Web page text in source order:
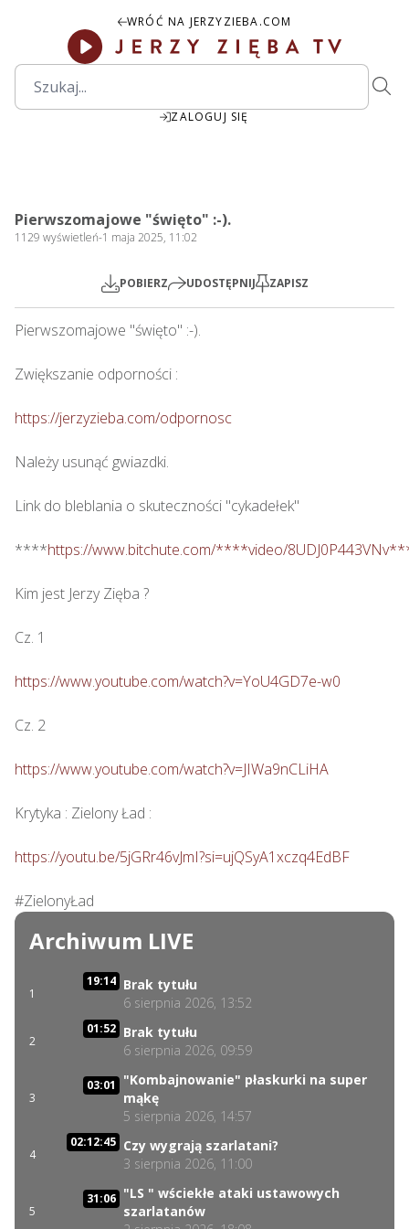
WRÓĆ NA JERZYZIEBA.COM
ZALOGUJ SIĘ
Play
Pierwszomajowe "święto" :-).
1129 wyświetleń-1 maja 2025, 11:02
POBIERZ UDOSTĘPNIJ ZAPISZ
Pierwszomajowe "święto" :-).
Zwiększanie odporności :
https://jerzyzieba.com/odpornosc
Należy usunąć gwiazdki.
Link do bleblania o skuteczności "cykadełek"
****https://www.bitchute.com/****video/
Kim jest Jerzy Zięba ?
Cz. 1
https://www.youtube.com/watch?v=YoU4GD7e-w0
Cz. 2
https://www.youtube.com/watch?v=JIWa9nCLiHA
Krytyka : Zielony Ład :
https://youtu.be/5jGRr46vJmI?si=ujQSyA1xczq4EdBF
#ZielonyŁad
Archiwum LIVE
1
19:14 Brak tytułu
6 sierpnia 2026, 13:52
2
01:52 Brak tytułu
6 sierpnia 2026, 09:59
3
03:01
"Kombajnowanie" płaskurki na super
mąkę
5 sierpnia 2026, 14:57
4
02:12:45 Czy wygrają szarlatani?
3 sierpnia 2026, 11:00
5
31:06 "LS " wściekłe ataki ustawowych
szarlatanów